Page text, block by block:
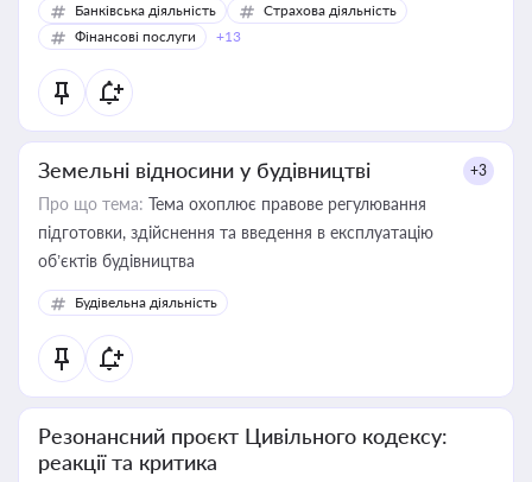
Банківська діяльність
Страхова діяльність
Фінансові послуги
+13
Земельні відносини у будівництві +3
Про що тема: Тема охоплює правове регулювання
підготовки, здійснення та введення в експлуатацію
об’єктів будівництва
Будівельна діяльність
Резонансний проєкт Цивільного кодексу:
реакції та критика